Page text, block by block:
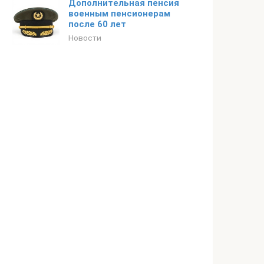
Дополнительная пенсия
военным пенсионерам
после 60 лет
Новости